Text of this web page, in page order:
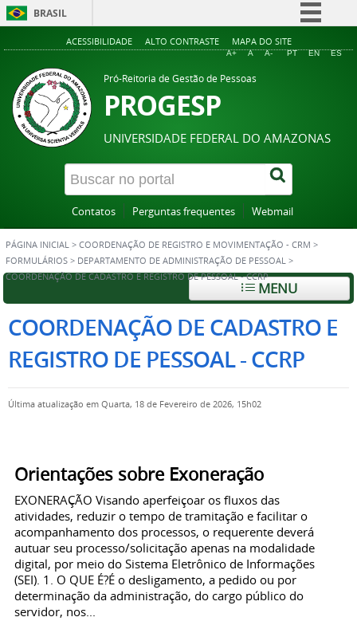
BRASIL
Simplifique!
Acesso à informação
Legislação
Canais
ACESSIBILIDADE ALTO CONTRASTE MAPA DO SITE
A+ A A- PT EN ES
Pró-Reitoria de Gestão de Pessoas
PROGESP
UNIVERSIDADE FEDERAL DO AMAZONAS
Contatos Perguntas frequentes Webmail
PÁGINA INICIAL > COORDENAÇÃO DE REGISTRO E MOVIMENTAÇÃO - CRM >
FORMULÁRIOS > DEPARTAMENTO DE ADMINISTRAÇÃO DE PESSOAL >
COORDENAÇÃO DE CADASTRO E REGISTRO DE PESSOAL - CCRP
MENU
COORDENAÇÃO DE CADASTRO E
REGISTRO DE PESSOAL - CCRP
Última atualização em Quarta, 18 de Fevereiro de 2026, 15h02
Orientações sobre Exoneração
EXONERAÇÃO Visando aperfeiçoar os fluxos das
atividades, reduzir o tempo de tramitação e facilitar o
acompanhamento dos processos, o requerente deverá
autuar seu processo/solicitação apenas na modalidade
digital, por meio do Sistema Eletrônico de Informações
(SEI). 1. O QUE É?É o desligamento, a pedido ou por
determinação da administração, do cargo público do
servidor, nos...